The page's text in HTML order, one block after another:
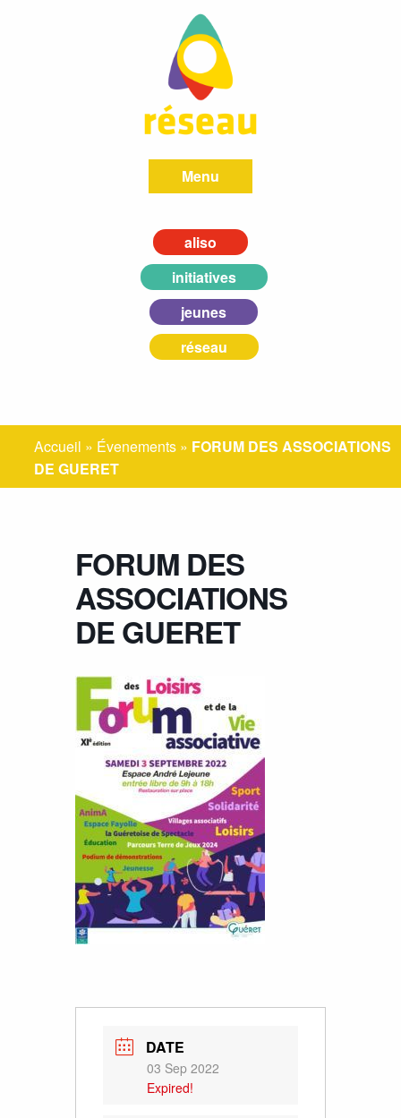
Menu
aliso
initiatives
jeunes
réseau
Accueil » Évenements » FORUM DES ASSOCIATIONS
DE GUERET
FORUM DES
ASSOCIATIONS
DE GUERET
DATE
03 Sep 2022
Expired!